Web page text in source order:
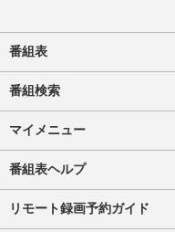
番組表
番組検索
マイメニュー
番組表ヘルプ
リモート録画予約ガイド